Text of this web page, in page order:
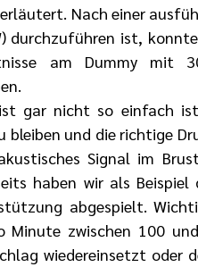
Nach einer
durchzuführen ist,
am Dummy
gar nicht so einfach
bleiben und die richtige
Signal im
haben wir als
abgespielt.
Minute zwischen 100
wiedereinsetzt oder